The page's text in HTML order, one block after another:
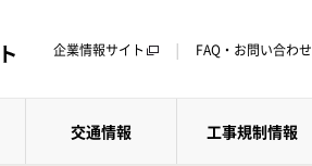
企業情報サイト FAQ・お問い合わせ
交通情報 工事規制情報